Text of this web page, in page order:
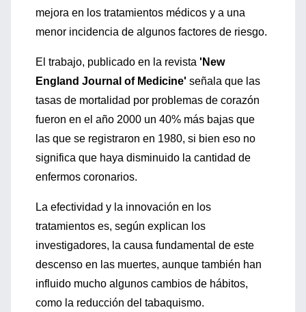
mejora en los tratamientos médicos y a una
menor incidencia de algunos factores de riesgo.
El trabajo, publicado en la revista 'New
England Journal of Medicine' señala que las
tasas de mortalidad por problemas de corazón
fueron en el año 2000 un 40% más bajas que
las que se registraron en 1980, si bien eso no
significa que haya disminuido la cantidad de
enfermos coronarios.
La efectividad y la innovación en los
tratamientos es, según explican los
investigadores, la causa fundamental de este
descenso en las muertes, aunque también han
influido mucho algunos cambios de hábitos,
como la reducción del tabaquismo.